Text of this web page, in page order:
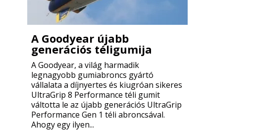
A Goodyear újabb
generációs téligumija
A Goodyear, a világ harmadik
legnagyobb gumiabroncs gyártó
vállalata a díjnyertes és kiugróan sikeres
UltraGrip 8 Performance téli gumit
váltotta le az újabb generációs UltraGrip
Performance Gen 1 téli abroncsával.
Ahogy egy ilyen...